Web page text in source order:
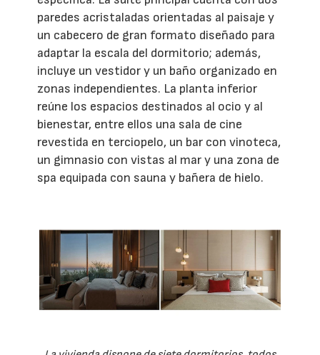
paredes acristaladas orientadas al paisaje y
un cabecero de gran formato diseñado para
adaptar la escala del dormitorio; además,
incluye un vestidor y un baño organizado en
zonas independientes. La planta inferior
reúne los espacios destinados al ocio y al
bienestar, entre ellos una sala de cine
revestida en terciopelo, un bar con vinoteca,
un gimnasio con vistas al mar y una zona de
spa equipada con sauna y bañera de hielo.